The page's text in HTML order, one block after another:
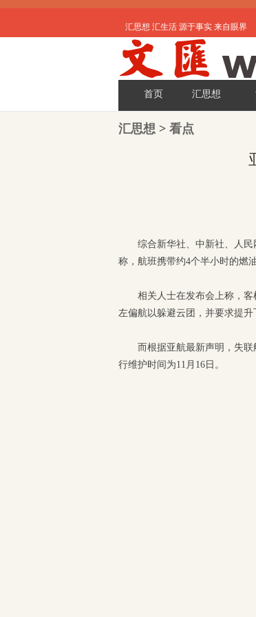
汇思想 汇生活 源于事实 来自眼界
首页 汇思想
汇思想 > 看点
综合新华社、中新社、人
称，航班携带约4个半小时的燃
相关人士在发布会上称，
左偏航以躲避云团，并要求提升
而根据亚航最新声明，失
行维护时间为11月16日。